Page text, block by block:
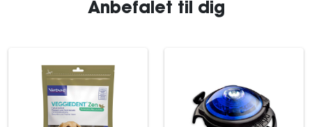
Anbefalet til dig